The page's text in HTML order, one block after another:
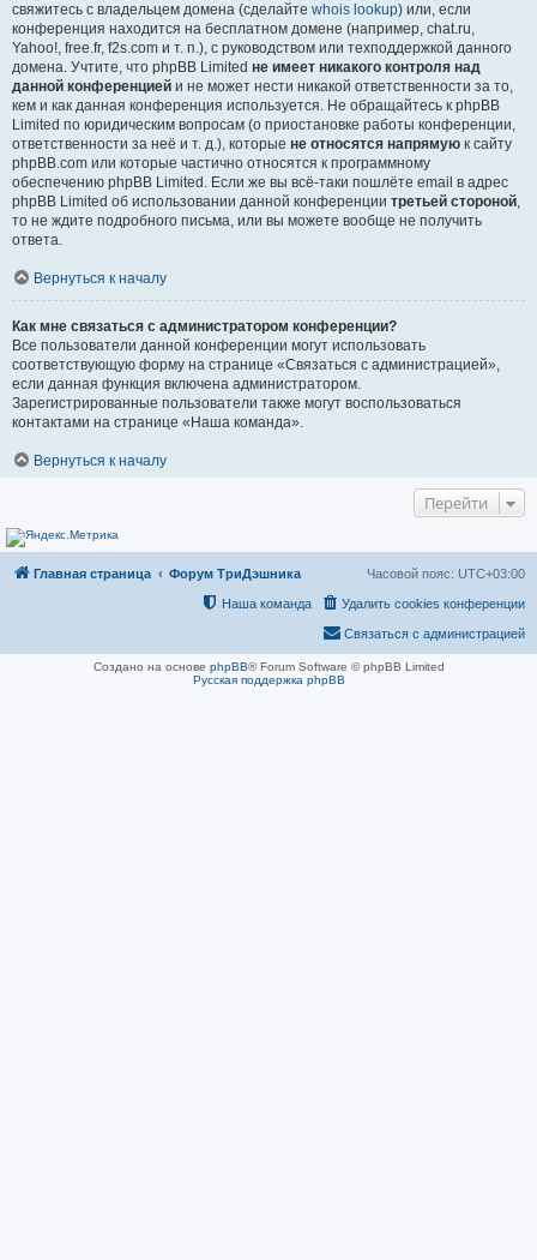
свяжитесь с владельцем домена (сделайте whois lookup) или, если
конференция находится на бесплатном домене (например, chat.ru,
Yahoo!, free.fr, f2s.com и т. п.), с руководством или техподдержкой данного
домена. Учтите, что phpBB Limited не имеет никакого контроля над
данной конференцией и не может нести никакой ответственности за то,
кем и как данная конференция используется. Не обращайтесь к phpBB
Limited по юридическим вопросам (о приостановке работы конференции,
ответственности за неё и т. д.), которые не относятся напрямую к сайту
phpBB.com или которые частично относятся к программному
обеспечению phpBB Limited. Если же вы всё-таки пошлёте email в адрес
phpBB Limited об использовании данной конференции третьей стороной,
то не ждите подробного письма, или вы можете вообще не получить
ответа.
Вернуться к началу
Как мне связаться с администратором конференции?
Все пользователи данной конференции могут использовать
соответствующую форму на странице «Связаться с администрацией»,
если данная функция включена администратором.
Зарегистрированные пользователи также могут воспользоваться
контактами на странице «Наша команда».
Вернуться к началу
Перейти
Главная страница Форум ТриДэшника Часовой пояс: UTC+03:00
Удалить cookies конференции
Наша команда
Связаться с администрацией
Создано на основе phpBB® Forum Software © phpBB Limited
Русская поддержка phpBB